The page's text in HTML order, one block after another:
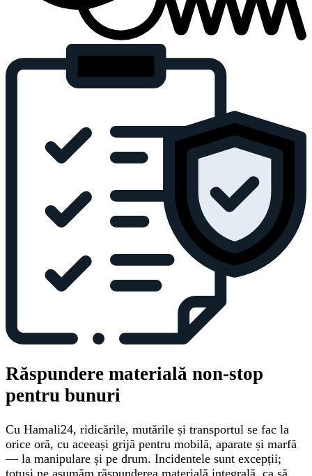
Răspundere materială non-stop
pentru bunuri
Cu Hamali24, ridicările, mutările și transportul se fac la
orice oră, cu aceeași grijă pentru mobilă, aparate și marfă
— la manipulare și pe drum. Incidentele sunt excepții;
totuși ne asumăm răspunderea materială integrală, ca să